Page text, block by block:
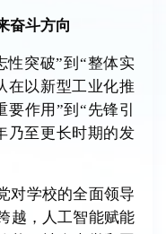
奋斗方向
性突破”到“整体实
在以新型工业化推
作用”到“先锋引
乃至更长时期的发
对学校的全面领导
越，人工智能赋能